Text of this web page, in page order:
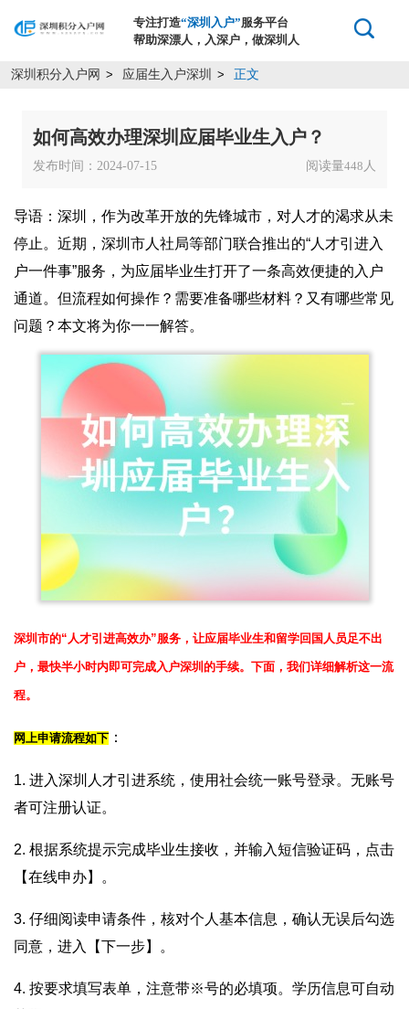
专注打造“深圳入户”服务平台
帮助深漂人，入深户，做深圳人
深圳积分入户网 > 应届生入户深圳 > 正文
如何高效办理深圳应届毕业生入户？
发布时间：2024-07-15 阅读量448 人
导语：深圳，作为改革开放的先锋城市，对人才的渴求从未
停止。近期，深圳市人社局等部门联合推出的“人才引进入
户一件事”服务，为应届毕业生打开了一条高效便捷的入户
通道。但流程如何操作？需要准备哪些材料？又有哪些常见
问题？本文将为你一一解答。
深圳市的“人才引进高效办”服务，让应届毕业生和留学回国人员足不出
户，最快半小时内即可完成入户深圳的手续。下面，我们详细解析这一流
程。
网上申请流程如下：
1. 进入深圳人才引进系统，使用社会统一账号登录。无账号
者可注册认证。
2. 根据系统提示完成毕业生接收，并输入短信验证码，点击
【在线申办】。
3. 仔细阅读申请条件，核对个人基本信息，确认无误后勾选
同意，进入【下一步】。
4. 按要求填写表单，注意带※号的必填项。学历信息可自动